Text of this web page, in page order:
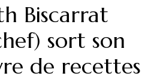
Biscarrat
sort son
de recettes